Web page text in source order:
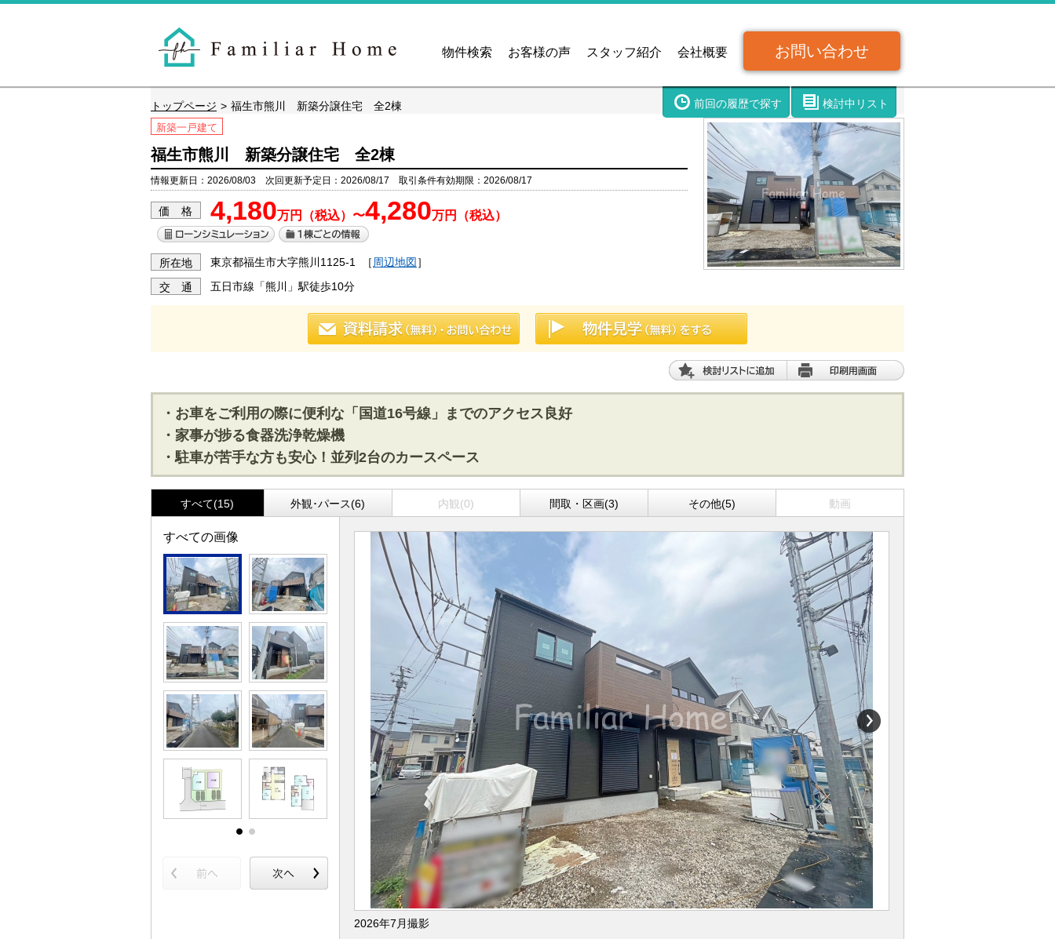
物件検索 お客様の声 スタッフ紹介 会社概要 お問い合わせ
前回の履歴で探す 検討中リスト
トップページ 福生市熊川 新築分譲住宅 全2棟
新築一戸建て
福生市熊川 新築分譲住宅 全2棟
情報更新日：2026/08/03 次回更新予定日：2026/08/17 取引条件有効期限：2026/08/17
価 格 4,180万円（税込）〜4,280万円（税込）
所在地 東京都福生市大字熊川1125-1 ［ 周辺地図］
交 通 五日市線「熊川」駅徒歩10分
・お車をご利用の際に便利な「国道16号線」までのアクセス良好
・家事が捗る食器洗浄乾燥機
・駐車が苦手な方も安心！並列2台のカースペース
すべて(15) 外観･パース(6) 内観(0) 間取・区画(3) その他(5) 動画
すべての画像
2026年7月撮影